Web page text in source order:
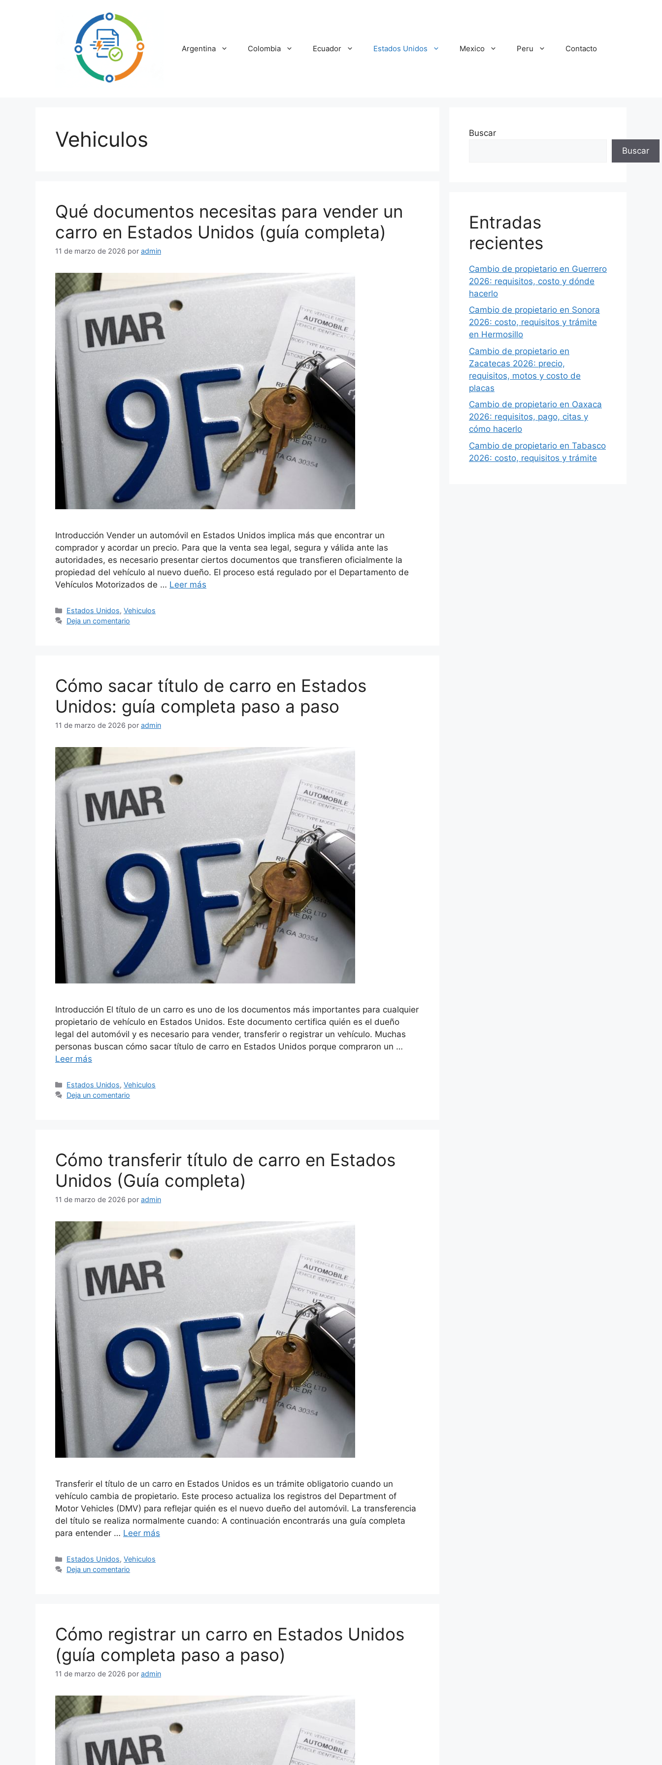
Argentina Colombia Ecuador Estados Unidos Mexico Peru Contacto
Vehiculos
Qué documentos necesitas para vender un
carro en Estados Unidos (guía completa)
11 de marzo de 2026 por admin
Introducción Vender un automóvil en Estados Unidos implica más que encontrar un
comprador y acordar un precio. Para que la venta sea legal, segura y válida ante las
autoridades, es necesario presentar ciertos documentos que transfieren oficialmente la
propiedad del vehículo al nuevo dueño. El proceso está regulado por el Departamento de
Vehículos Motorizados de … Leer más
Categorías
Estados Unidos,Vehiculos
Deja un comentario
Cómo sacar título de carro en Estados
Unidos: guía completa paso a paso
11 de marzo de 2026 por admin
Introducción El título de un carro es uno de los documentos más importantes para cualquier
propietario de vehículo en Estados Unidos. Este documento certifica quién es el dueño
legal del automóvil y es necesario para vender, transferir o registrar un vehículo. Muchas
personas buscan cómo sacar título de carro en Estados Unidos porque compraron un …
Leer más
Categorías
Estados Unidos,Vehiculos
Deja un comentario
Cómo transferir título de carro en Estados
Unidos (Guía completa)
11 de marzo de 2026 por admin
Transferir el título de un carro en Estados Unidos es un trámite obligatorio cuando un
vehículo cambia de propietario. Este proceso actualiza los registros del Department of
Motor Vehicles (DMV) para reflejar quién es el nuevo dueño del automóvil. La transferencia
del título se realiza normalmente cuando: A continuación encontrarás una guía completa
para entender … Leer más
Categorías
Estados Unidos,Vehiculos
Deja un comentario
Cómo registrar un carro en Estados Unidos
(guía completa paso a paso)
11 de marzo de 2026 por admin
Buscar
Buscar
Entradas
recientes
Cambio de propietario en Guerrero
2026: requisitos, costo y dónde
hacerlo
Cambio de propietario en Sonora
2026: costo, requisitos y trámite
en Hermosillo
Cambio de propietario en
Zacatecas 2026: precio,
requisitos, motos y costo de
placas
Cambio de propietario en Oaxaca
2026: requisitos, pago, citas y
cómo hacerlo
Cambio de propietario en Tabasco
2026: costo, requisitos y trámite